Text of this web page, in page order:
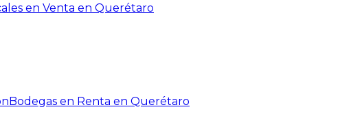
en Venta en Querétaro
Bodegas en Renta en Querétaro